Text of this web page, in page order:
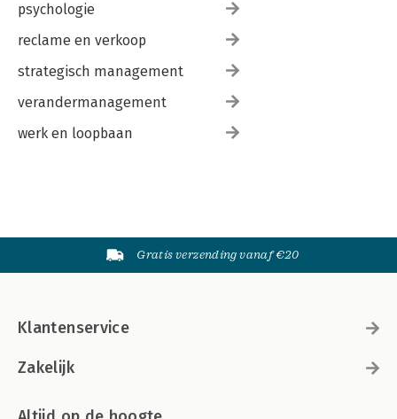
psychologie
reclame en verkoop
strategisch management
verandermanagement
werk en loopbaan
Gratis verzending vanaf €20
Klantenservice
Zakelijk